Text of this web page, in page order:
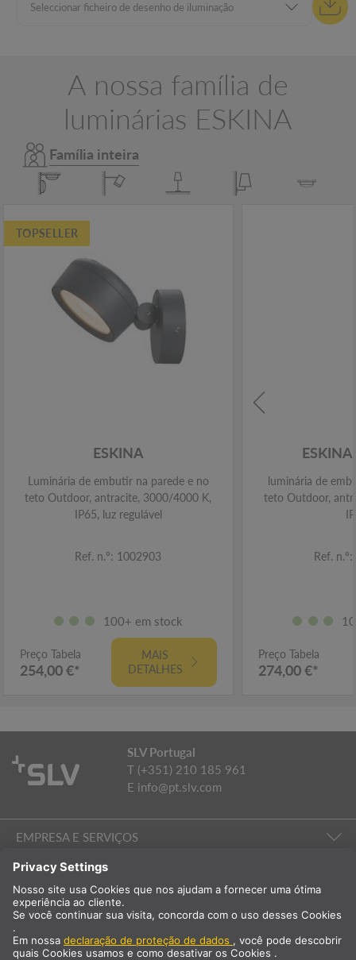
A nossa família de
luminárias ESKINA
Família inteira
TOPSELLER
ESKINA
Luminária de embutir na parede e no
teto Outdoor, antracite, 3000/4000 K,
IP65, luz regulável
Ref. n.º: 1002903
100+ em stock
Preço Tabela
254,00 €*
MAIS
DETALHES
ESKINA
luminária de
teto Outdoor,
Ref.
Preço Tabela
274,00 €*
SLV Portugal
T (+351) 210 185 961
E info@pt.slv.com
EMPRESA E SERVIÇOS
ILUMINAÇÃO DE SALAS
EMPRESA E SERVIÇOS
Internacional